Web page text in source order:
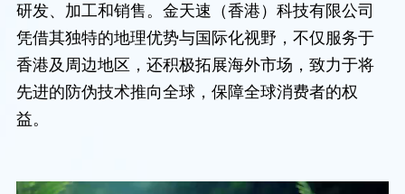
研发、加工和销售。金天速（香港）科技有限公司
凭借其独特的地理优势与国际化视野，不仅服务于
香港及周边地区，还积极拓展海外市场，致力于将
先进的防伪技术推向全球，保障全球消费者的权
益。